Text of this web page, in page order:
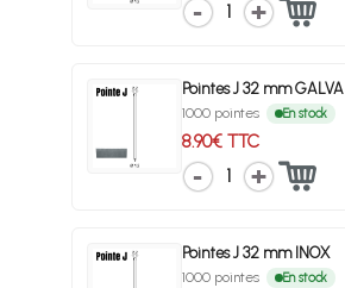
1
Pointes J 32 mm GALVA
1000 pointes En stock
8.90€ TTC
1
Pointes J 32 mm INOX
1000 pointes En stock